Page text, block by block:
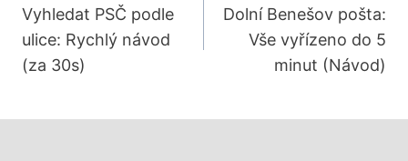
Pro
Příspěvek
Vyhledat PSČ podle
ulice: Rychlý návod
(za 30s)
Dolní Benešov pošta:
Vše vyřízeno do 5
minut (Návod)